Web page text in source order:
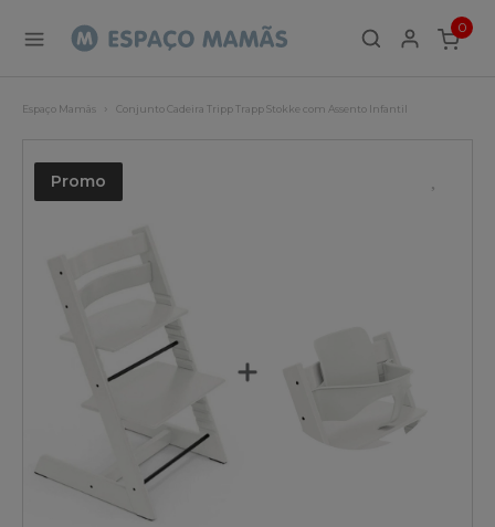
0
ITEMS
Espaço Mamãs Conjunto Cadeira Tripp Trapp Stokke com Assento Infantil
Promo